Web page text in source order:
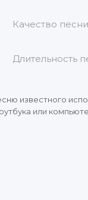
Качество
Длительность
известного
или